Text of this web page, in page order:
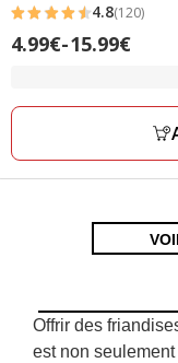
4.8
étoiles
120
4.8(120)
Prix
4.99€-15.99€
Offrir des
est non